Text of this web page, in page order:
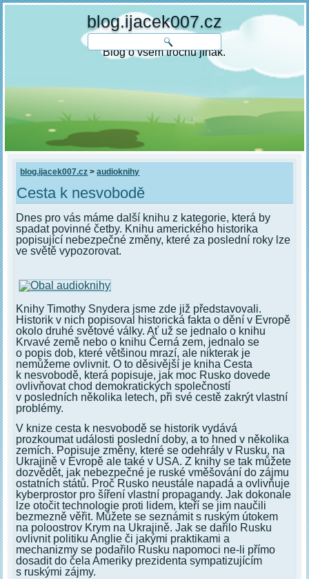
blog.ijacek007.cz
Blog o všem trochu jinak.
blog.ijacek007.cz >audioknihy
Cesta k nesvobodě
Dnes pro vás máme další knihu z kategorie, která by
spadat povinné četby. Knihu amerického historika
popisující nebezpečné změny, které za poslední roky lze
ve světě vypozorovat.
Knihy Timothy Snydera jsme zde již představovali.
Historik v nich popisoval historická fakta o dění v Evropě
okolo druhé světové války. Ať už se jednalo o knihu
Krvavé země nebo o knihu Černá zem, jednalo se
o popis dob, které většinou mrazí, ale nikterak je
nemůžeme ovlivnit. O to děsivější je kniha Cesta
k nesvobodě, která popisuje, jak moc Rusko dovede
ovlivňovat chod demokratických společností
v posledních několika letech, při své cestě zakrýt vlastní
problémy.
V knize cesta k nesvobodě se historik vydává
prozkoumat události poslední doby, a to hned v několika
zemích. Popisuje změny, které se odehrály v Rusku, na
Ukrajině v Evropě ale také v USA. Z knihy se tak můžete
dozvědět, jak nebezpečné je ruské vměšování do zájmu
ostatních států. Proč Rusko neustále napadá a ovlivňuje
kyberprostor pro šíření vlastní propagandy. Jak dokonale
lze otočit technologie proti lidem, kteří se jim naučili
bezmezně věřit. Můžete se seznámit s ruským útokem
na poloostrov Krym na Ukrajině. Jak se dařilo Rusku
ovlivnit politiku Anglie či jakými praktikami a
mechanizmy se podařilo Rusku napomoci ne-li přímo
dosadit do čela Ameriky prezidenta sympatizujícím
s ruskými zájmy.